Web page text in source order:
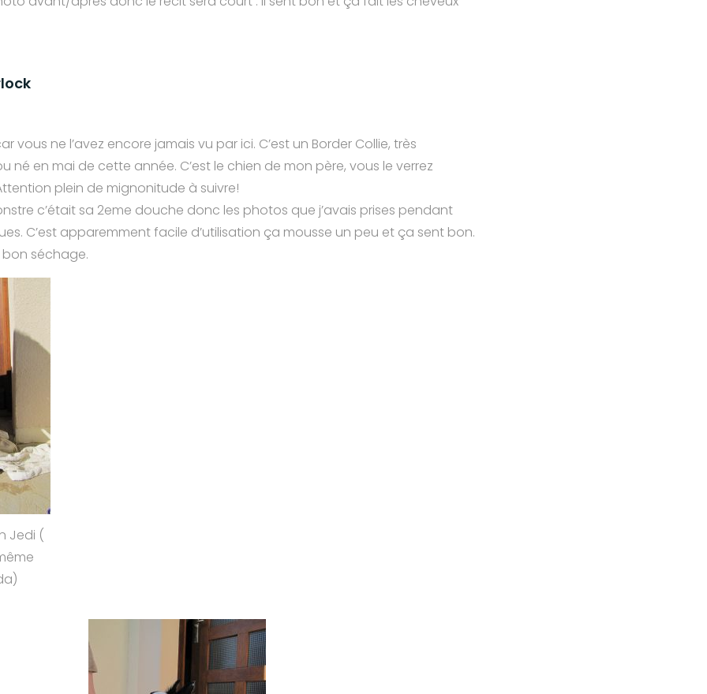
vous ne l’avez encore jamais vu par ici. C’est un Border Collie, très
né en mai de cette année. C’est le chien de mon père, vous le verrez
plein de mignonitude à suivre!
c’était sa 2eme douche donc les photos que j’avais prises pendant
C’est apparemment facile d’utilisation ça mousse un peu et ça sent bon.
séchage.
Jedi (